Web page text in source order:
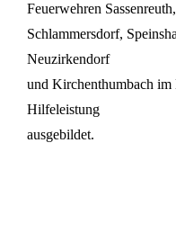
Feuerwehren Sassenreuth,
Schlammersdorf,
Neuzirkendorf
und Kirchenthumbach im
Hilfeleistung
ausgebildet.